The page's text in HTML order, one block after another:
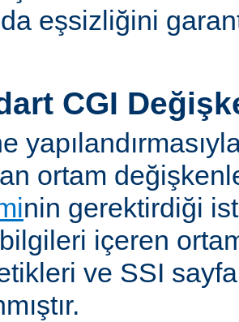
eşsizliğini
CGI
ortam
nin gerektirdiği
içeren
ve SSI